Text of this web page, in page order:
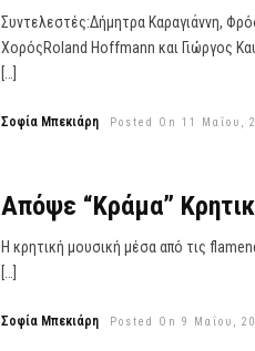
Συντελεστές:Δήμητρα Καραγιάννη,
ΧορόςRoland Hoffmann και Γιώργος
[…]
Σοφία Μπεκιάρη Posted On 11 Μαΐου,
Απόψε “Κράμα”
Η κρητική μουσική μέσα από τις
[…]
Σοφία Μπεκιάρη Posted On 9 Μαΐου,